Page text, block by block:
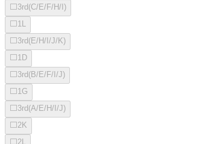
⬜ 3rd(C/E/F/H/I)
⬜ 1L
⬜ 3rd(E/H/I/J/K)
⬜ 1D
⬜ 3rd(B/E/F/I/J)
⬜ 1G
⬜ 3rd(A/E/H/I/J)
⬜ 2K
⬜ 2L